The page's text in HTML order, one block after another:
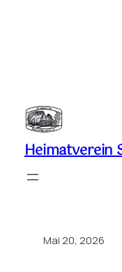
Inhalt
springen
Heimatverein
Mai 20, 2026